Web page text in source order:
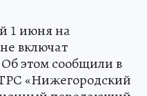
1 июня на
включат
этом сообщили в
«Нижегородский